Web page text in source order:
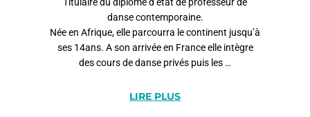
Titulaire du diplôme d’état de professeur de
danse contemporaine.
Née en Afrique, elle parcourra le continent jusqu’à
ses 14ans. A son arrivée en France elle intègre
des cours de danse privés puis les …
LIRE PLUS